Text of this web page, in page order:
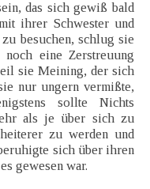
das sich gewiß bald
ihrer Schwester und
besuchen, schlug sie
eine Zerstreuung
sie Meining, der sich
nur ungern vermißte,
sollte Nichts
als je über sich zu
zu werden und
sich über ihren
gewesen war.